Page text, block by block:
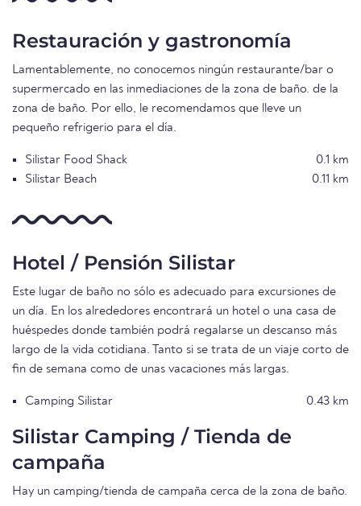
Restauración y gastronomía
Lamentablemente, no conocemos ningún restaurante/bar o
supermercado en las inmediaciones de la zona de baño. de la
zona de baño. Por ello, le recomendamos que lleve un
pequeño refrigerio para el día.
Silistar Food Shack
0.1 km
Silistar Beach
0.11 km
Hotel / Pensión Silistar
Este lugar de baño no sólo es adecuado para excursiones de
un día. En los alrededores encontrará un hotel o una casa de
huéspedes donde también podrá regalarse un descanso más
largo de la vida cotidiana. Tanto si se trata de un viaje corto de
fin de semana como de unas vacaciones más largas.
Camping Silistar 0.43 km
Silistar Camping / Tienda de
campaña
Hay un camping/tienda de campaña cerca de la zona de baño.